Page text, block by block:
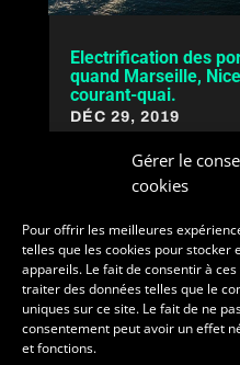
Gérer le
cookies
Pour offrir les meilleures
telles que les cookies pour
appareils. Le fait de consentir à
traiter des données telles que le
uniques sur ce site. Le fait de ne
consentement peut avoir un effet
et fonctions.
Electrification des
quand Marseille,
courant-quai.
DÉC 29, 2019
vie au Port de Marseille
aux 5 millions de
Jean-François Suhas...
LIRE PLUS